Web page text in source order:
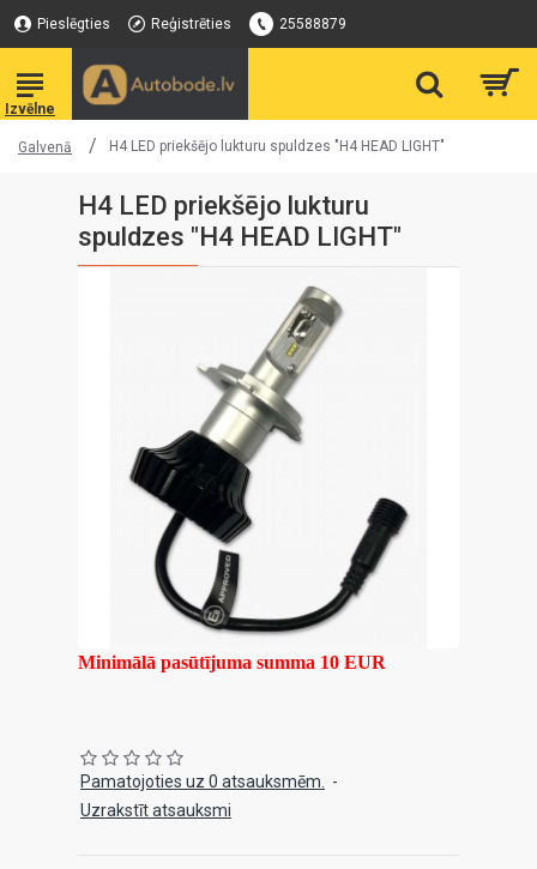
Pieslēgties Reģistrēties 25588879
Galvenā H4 LED priekšējo lukturu spuldzes "H4 HEAD LIGHT"
H4 LED priekšējo lukturu
spuldzes "H4 HEAD LIGHT"
Minimālā pasūtījuma summa 10 EUR
Pamatojoties uz 0 atsauksmēm.
-
Uzrakstīt atsauksmi